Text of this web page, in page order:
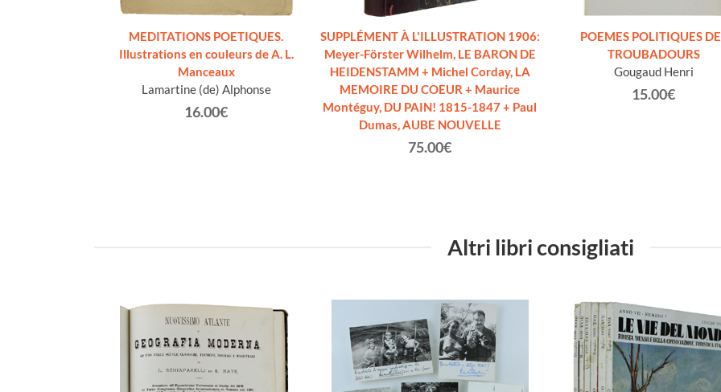
MEDITATIONS POETIQUES.
Illustrations en couleurs de A. L.
Manceaux
Lamartine (de) Alphonse
16.00€
SUPPLÉMENT À L'ILLUSTRATION 1906:
Meyer-Förster Wilhelm, LE BARON DE
HEIDENSTAMM + Michel Corday, LA
MEMOIRE DU COEUR + Maurice
Montéguy, DU PAIN! 1815-1847 + Paul
Dumas, AUBE NOUVELLE
75.00€
POEMES POLITIQUES
TROUBADOURS
Gougaud Henri
15.00€
Altri libri consigliati